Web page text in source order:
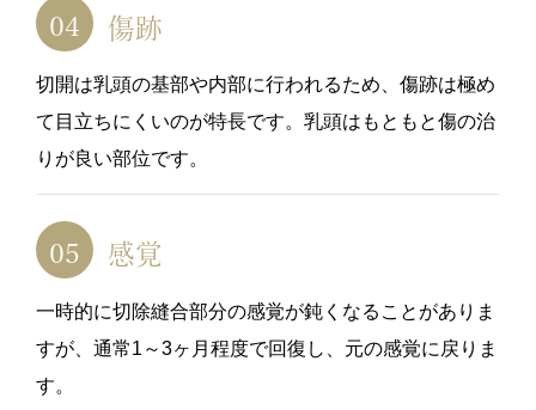
傷跡
切開は乳頭の基部や内部に行われるため、傷跡は極め
て目立ちにくいのが特長です。乳頭はもともと傷の治
りが良い部位です。
感覚
一時的に切除縫合部分の感覚が鈍くなることがありま
すが、通常1～3ヶ月程度で回復し、元の感覚に戻りま
す。